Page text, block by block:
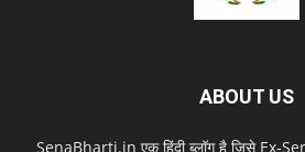
ABOUT US
SenaBharti.in एक हिंदी ब्लॉग है जिसे